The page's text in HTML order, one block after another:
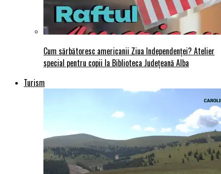
Cum sărbătoresc americanii Ziua Independenței? Atelier
special pentru copii la Biblioteca Județeană Alba
Turism